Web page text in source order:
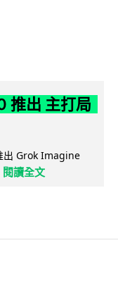
推出 主打局
出 Grok Imagine
閱讀全文